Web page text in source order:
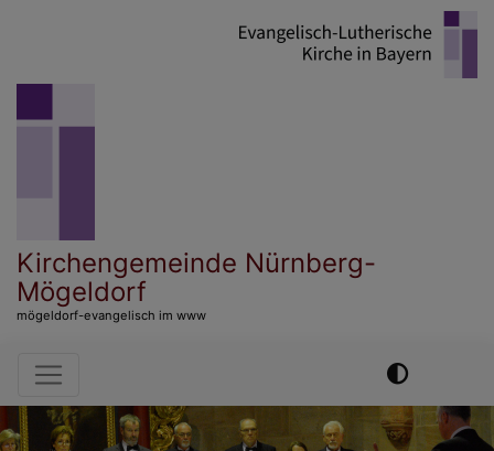
Kirchengemeinde Nürnberg-
Mögeldorf
mögeldorf-evangelisch im www
Hauptnavigation